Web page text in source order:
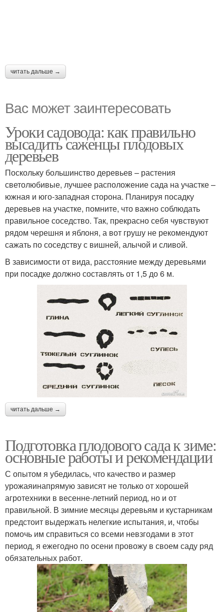
читать дальше →
Вас может заинтересовать
Уроки садовода: как правильно
высадить саженцы плодовых
деревьев
Поскольку большинство деревьев – растения
светолюбивые, лучшее расположение сада на участке –
южная и юго-западная сторона. Планируя посадку
деревьев на участке, помните, что важно соблюдать
правильное соседство. Так, прекрасно себя чувствуют
рядом черешня и яблоня, а вот грушу не рекомендуют
сажать по соседству с вишней, алычой и сливой.
В зависимости от вида, расстояние между деревьями
при посадке должно составлять от 1,5 до 6 м.
читать дальше →
Подготовка плодового сада к зиме:
основные работы и рекомендации
С опытом я убедилась, что качество и размер
урожаяинапрямую зависят не только от хорошей
агротехники в весенне-летний период, но и от
правильной. В зимние месяцы деревьям и кустарникам
предстоит выдержать нелегкие испытания, и, чтобы
помочь им справиться со всеми невзгодами в этот
период, я ежегодно по осени провожу в своем саду ряд
обязательных работ.